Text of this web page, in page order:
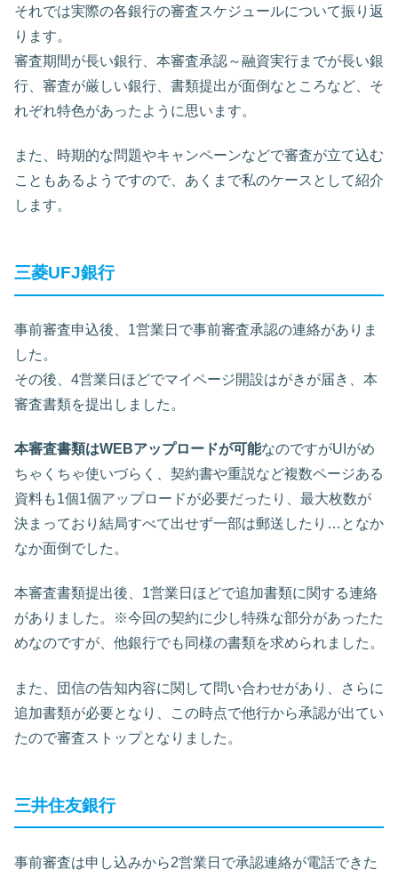
それでは実際の各銀行の審査スケジュールについて振り返
ります。
審査期間が長い銀行、本審査承認～融資実行までが長い銀
行、審査が厳しい銀行、書類提出が面倒なところなど、そ
れぞれ特色があったように思います。
また、時期的な問題やキャンペーンなどで審査が立て込む
こともあるようですので、あくまで私のケースとして紹介
します。
三菱UFJ銀行
事前審査申込後、1営業日で事前審査承認の連絡がありま
した。
その後、4営業日ほどでマイページ開設はがきが届き、本
審査書類を提出しました。
本審査書類はWEBアップロードが可能なのですがUIがめ
ちゃくちゃ使いづらく、契約書や重説など複数ページある
資料も1個1個アップロードが必要だったり、最大枚数が
決まっており結局すべて出せず一部は郵送したり…となか
なか面倒でした。
本審査書類提出後、1営業日ほどで追加書類に関する連絡
がありました。※今回の契約に少し特殊な部分があったた
めなのですが、他銀行でも同様の書類を求められました。
また、団信の告知内容に関して問い合わせがあり、さらに
追加書類が必要となり、この時点で他行から承認が出てい
たので審査ストップとなりました。
三井住友銀行
事前審査は申し込みから2営業日で承認連絡が電話できた